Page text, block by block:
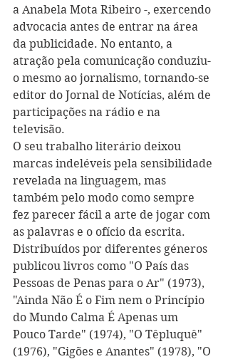
a Anabela Mota Ribeiro -, exercendo
advocacia antes de entrar na área
da publicidade. No entanto, a
atração pela comunicação conduziu-
o mesmo ao jornalismo, tornando-se
editor do Jornal de Notícias, além de
participações na rádio e na
televisão.
O seu trabalho literário deixou
marcas indeléveis pela sensibilidade
revelada na linguagem, mas
também pelo modo como sempre
fez parecer fácil a arte de jogar com
as palavras e o ofício da escrita.
Distribuídos por diferentes géneros
publicou livros como "O País das
Pessoas de Penas para o Ar" (1973),
"Ainda Não É o Fim nem o Princípio
do Mundo Calma É Apenas um
Pouco Tarde" (1974), "O Têpluquê"
(1976), "Gigões e Anantes" (1978), "O